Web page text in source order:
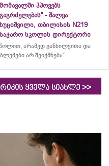
მომავალში ჰპოვებს
გაგრძელებას“ - შალვა
ხუციშვილი, თბილისის N219
საჯარო სკოლის დირექტორი
არამედ განხილვითა და
არ შეიქმნება“
ყველა სიახლე >>